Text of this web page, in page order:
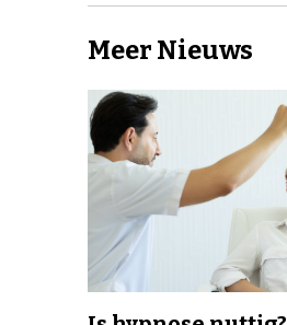
Meer Nieuws